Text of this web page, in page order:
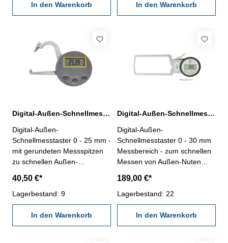
Laufbalken- mm/inch, 0/Off,
Preset-, Tol- und ,,+/-"-Taste-
In den Warenkorb
Laufbalken- mm/inch, 0/Off,
Preset-, Tol- und ,,Mode"-
In den Warenkorb
Digital-Außen-Schnellmesstaster 0 - 25 mm Messbereich
Digital-Außen-
Schnellmesstaster 0 - 25 mm -
mit gerundeten Messspitzen
zu schnellen Außen-
Rohrwanddickenmessungen
(ab Innen-Ø 10 mm)- Feder
öffnend- mit Digital-Anzeige,
Ablesung 0,01 mm, mm/inch-,
ON/Zero/Off- und Hold-Taste-
40,50 €*
Lagerbestand: 9
In den Warenkorb
Digital-Außen-Schnellmesstaster 0 - 30 mm IP 65
Digital-Außen-
Schnellmesstaster 0 - 30 mm
Messbereich - zum schnellen
Messen von Außen-Nuten
Messflächen- mit Digital-
Messuhr IP 65- Ablesung 0,01
mm- Anzeige mit Laufbalken-
mm/inch, 0/Off, Preset-, Tol-
und ,,Mode"-Taste- mit
189,00 €*
Lagerbestand: 22
In den Warenkorb